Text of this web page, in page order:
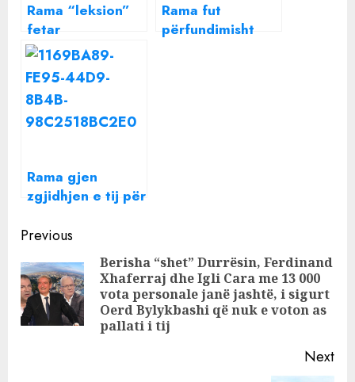
Rama “leksion”
fetar
biznesmenëve:
Kur të shkoni në
botën tjetër, Zoti
do iu thotë: “Si
fituat aq shumë
Rama fut
përfundimisht
Rama gjen
zgjidhjen e tij për
Nga data 3 prill e
diela e parë e
muajit nis pa
makina
Continue
Reading
Previous
Berisha “shet” Durrësin, Ferdinand
Xhaferraj dhe Igli Cara me 13 000
vota personale janë jashtë, i sigurt
Oerd Bylykbashi që nuk e voton as
pallati i tij
Next